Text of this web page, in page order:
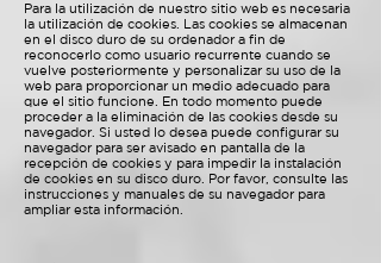
Para la utilización de nuestro sitio web es necesaria
la utilización de cookies. Las cookies se almacenan
en el disco duro de su ordenador a fin de
reconocerlo como usuario recurrente cuando se
vuelve posteriormente y personalizar su uso de la
web para proporcionar un medio adecuado para
que el sitio funcione. En todo momento puede
proceder a la eliminación de las cookies desde su
navegador. Si usted lo desea puede configurar su
navegador para ser avisado en pantalla de la
recepción de cookies y para impedir la instalación
de cookies en su disco duro. Por favor, consulte las
instrucciones y manuales de su navegador para
ampliar esta información.